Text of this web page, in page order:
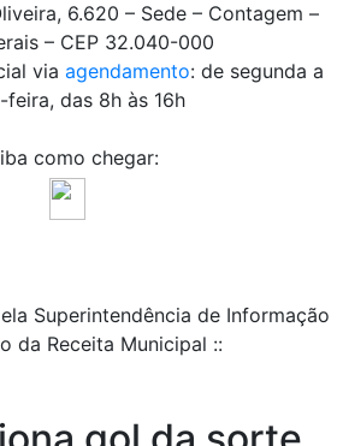
6.620 – Sede – Contagem –
– CEP 32.040-000
via agendamento: de segunda a
feira, das 8h às 16h
como chegar:
Superintendência de Informação
da Receita Municipal ::